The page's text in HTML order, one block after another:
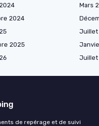
Mars
2024
Juillet
2025
Juillet
de repérage et de suivi